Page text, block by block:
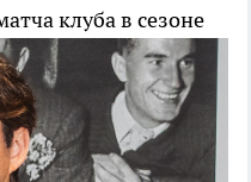
клуба в сезоне